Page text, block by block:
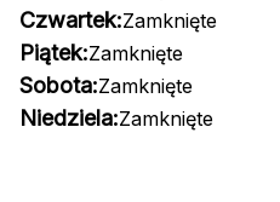
Czwartek:Zamknięte
Piątek:Zamknięte
Sobota:Zamknięte
Niedziela:Zamknięte